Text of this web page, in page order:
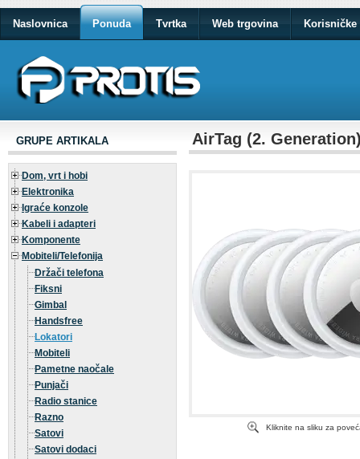
Naslovnica Ponuda Tvrtka Web trgovina Korisničke
GRUPE ARTIKALA
Dom, vrt i hobi
Elektronika
Igraće konzole
Kabeli i adapteri
Komponente
Mobiteli/Telefonija
Držači telefona
Fiksni
Gimbal
Handsfree
Lokatori
Mobiteli
Pametne naočale
Punjači
Radio stanice
Razno
Satovi
Satovi dodaci
AirTag (2.
Kliknite na sliku za